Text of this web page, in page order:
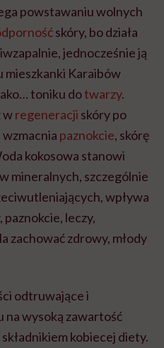
powstawaniu wolnych
skóry, bo działa
jednocześnie ją
mieszkanki Karaibów
toniku dotwarzy.
wregeneracji skóry po
paznokcie, skórę
kokosowa stanowi
mineralnych, szczególnie
wpływa
paznokcie, leczy,
zachować zdrowy, młody
odtruwające i
na wysoką zawartość
kobiecej diety.